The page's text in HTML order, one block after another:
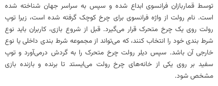
توسط قماربازان فرانسوی ابداع شده و سپس به سراسر جهان شناخته شده
است. نام رولت از واژه فرانسوی برای چرخ کوچک گرفته شده است، زیرا توپ
رولت روی یک چرخ متحرک قرار می‌گیرد. قبل از شروع بازی، کاربران باید نوع
شرط بندی خود را انتخاب کنند، که می‌تواند از مجموعه شرط بندی‌ داخلی یا نوع
خارجی آن باشد. سپس دیلر رولت چرخ متحرک را به گردش درمی‌آورد و توپ
سفید بر روی یکی از خانه‌های چرخ رولت می‌ایستد تا برنده و بازنده بازی
مشخص شود.